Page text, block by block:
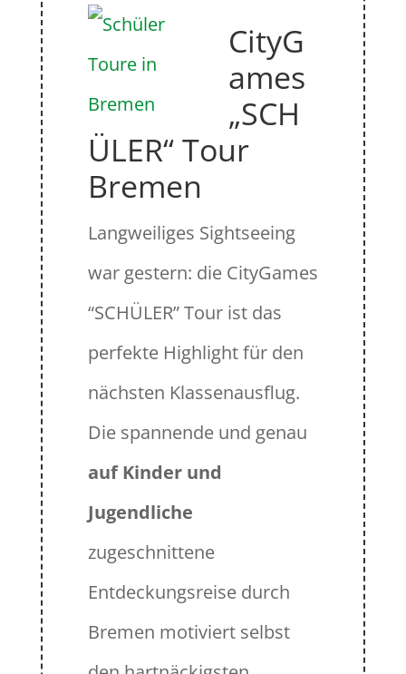
CityG
ames
„SCH
ÜLER“ Tour
Bremen
Langweiliges Sightseeing
war gestern: die CityGames
“SCHÜLER” Tour ist das
perfekte Highlight für den
nächsten Klassenausflug.
Die spannende und genau
auf Kinder und
Jugendliche
zugeschnittene
Entdeckungsreise durch
Bremen motiviert selbst